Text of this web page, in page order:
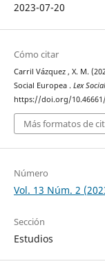
2023-07-20
Cómo citar
Carril Vázquez , X. M.
Social Europea . Lex
https://doi.org/
Más formatos de
Número
Vol. 13 Núm. 2
Sección
Estudios